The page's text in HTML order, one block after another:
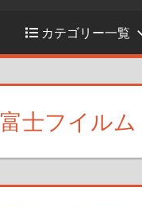
カテゴリー一覧
富士フイルム